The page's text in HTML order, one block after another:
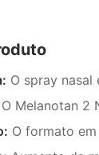
O spray
O Melanotan 2
O formato